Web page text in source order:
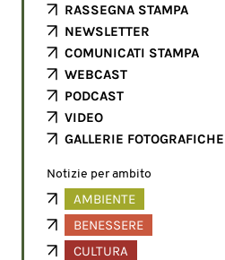
RASSEGNA STAMPA
NEWSLETTER
COMUNICATI STAMPA
WEBCAST
PODCAST
VIDEO
GALLERIE FOTOGRAFICHE
Notizie per ambito
AMBIENTE
BENESSERE
CULTURA